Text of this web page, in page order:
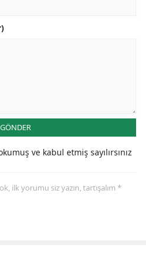
GÖNDER
ve kabul etmiş sayılırsınız
ilk yorumu siz yazın, tartışalım *